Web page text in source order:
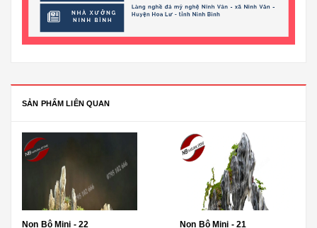
SẢN PHẨM LIÊN QUAN
Non Bộ Mini - 22 Non Bộ Mini - 21